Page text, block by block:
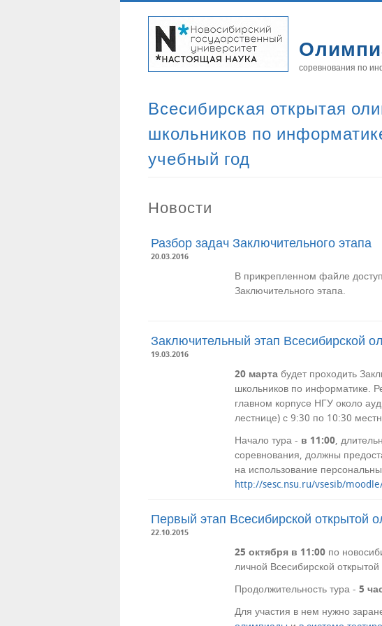
соревнования по
Всесибирская открытая
школьников по
учебный год
Новости
Разбор задач Заключительного этапа
20.03.2016
В прикрепленном файле
Заключительного этапа.
Заключительный этап Всесибирской
19.03.2016
20 марта будет проходить
школьников по информатике.
главном корпусе НГУ около
лестнице) с 9:30 по 10:30
Начало тура - в 11:00 ,
соревнования, должны
на использование
http://sesc.nsu.ru/vsesib/
Первый этап Всесибирской открытой
22.10.2015
25 октября в 11:00 по
личной Всесибирской
Продолжительность тура - 5
Для участия в нем нужно